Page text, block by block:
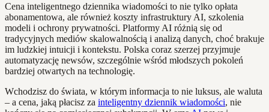
Cena inteligentnego dziennika wiadomości to nie tylko opłata
abonamentowa, ale również koszty infrastruktury AI, szkolenia
modeli i ochrony prywatności. Platformy AI różnią się od
tradycyjnych mediów skalowalnością i analizą danych, choć brakuje
im ludzkiej intuicji i kontekstu. Polska coraz szerzej przyjmuje
automatyzację newsów, szczególnie wśród młodszych pokoleń
bardziej otwartych na technologię.
Wchodzisz do świata, w którym informacja to nie luksus, ale waluta
– a cena, jaką płacisz za inteligentny dziennik wiadomości, nie